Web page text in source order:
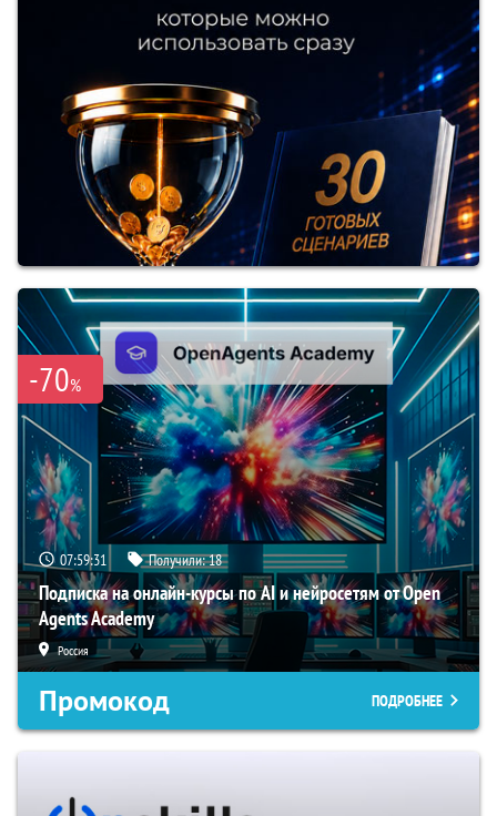
-70%
07:59:30 Получили:18
Подписка на онлайн-курсы по AI и нейросетям от Open
Agents Academy
Россия
Промокод ПОДРОБНЕЕ